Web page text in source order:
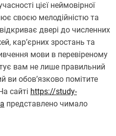
цієї неймовірної
своєю мелодійністю та
двері до численних
кар’єрних зростань та
мови в перевіреному
вам не лише правильний
ви обов’язково помітите
сайті https://study-
представлено чимало